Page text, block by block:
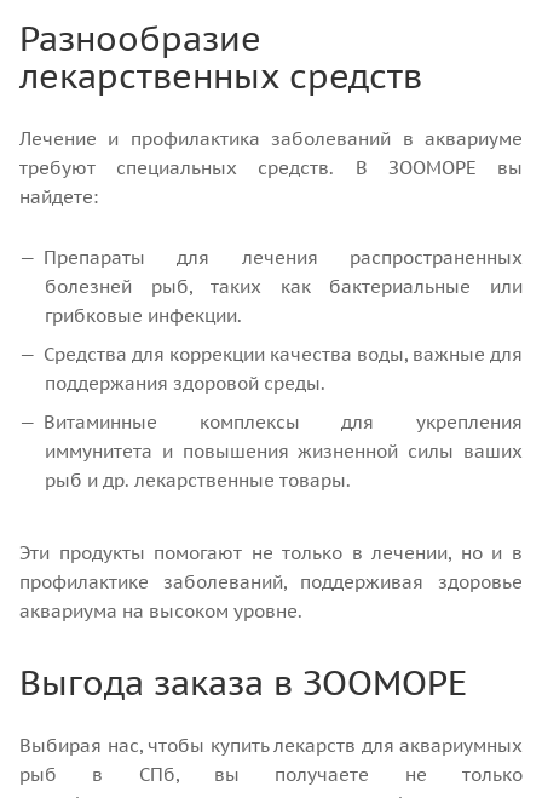
Разнообразие
лекарственных средств
Лечение и профилактика заболеваний в аквариуме
требуют специальных средств. В ЗООМОРЕ вы
найдете:
Препараты для лечения распространенных
болезней рыб, таких как бактериальные или
грибковые инфекции.
Средства для коррекции качества воды, важные для
поддержания здоровой среды.
Витаминные комплексы для укрепления
иммунитета и повышения жизненной силы ваших
рыб и др. лекарственные товары.
Эти продукты помогают не только в лечении, но и в
профилактике заболеваний, поддерживая здоровье
аквариума на высоком уровне.
Выгода заказа в ЗООМОРЕ
Выбирая нас, чтобы купить лекарств для аквариумных
рыб в СПб, вы получаете не только